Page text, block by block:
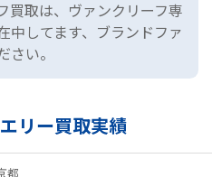
買取は、ヴァンクリーフ専
中してます、ブランドファ
さい。
リー買取実績
都